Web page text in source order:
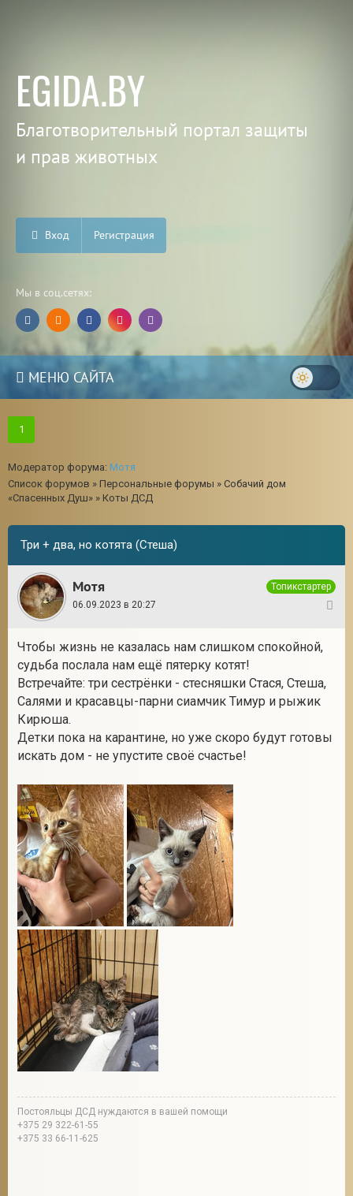
EGIDA.BY
Благотворительный портал защиты
и прав животных
Вход Регистрация
Мы в соц.сетях:
МЕНЮ САЙТА
1
Модератор форума: Мотя
Список форумов » Персональные форумы » Собачий дом
«Спасенных Душ» » Коты ДСД
Три + два, но котята (Стеша)
Мотя
Топикстартер
06.09.2023 в 20:27
Чтобы жизнь не казалась нам слишком спокойной,
судьба послала нам ещё пятерку котят!
Встречайте: три сестрёнки - стесняшки Стася, Стеша,
Салями и красавцы-парни сиамчик Тимур и рыжик
Кирюша.
Детки пока на карантине, но уже скоро будут готовы
искать дом - не упустите своё счастье!
Постояльцы ДСД нуждаются в вашей помощи
+375 29 322-61-55
+375 33 66-11-625